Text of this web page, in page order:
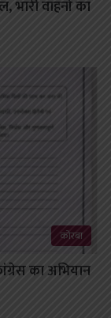
वाहनों का
कोरबा
का अभियान